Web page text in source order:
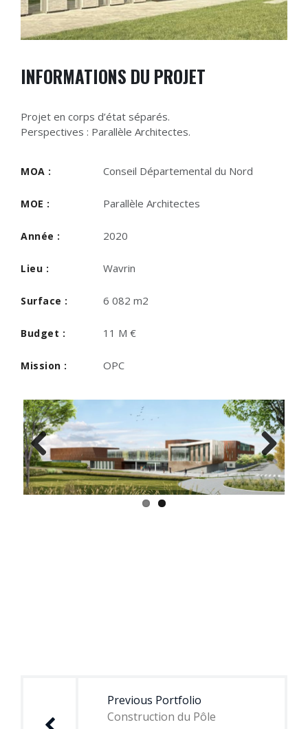
INFORMATIONS DU PROJET
Projet en corps d’état séparés.
Perspectives : Parallèle Architectes.
MOA : Conseil Départemental du Nord
MOE : Parallèle Architectes
Année : 2020
Lieu : Wavrin
Surface : 6 082 m2
Budget : 11 M €
Mission : OPC
Previous Next
l’article
Previous Portfolio
Construction du Pôle